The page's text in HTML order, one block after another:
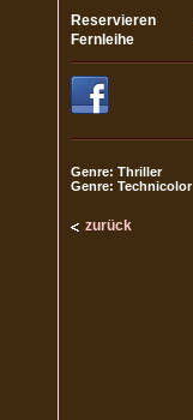
Genre: Thriller
Genre: Technicolor
zurück